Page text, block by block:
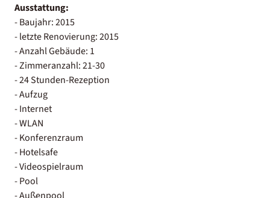
Ausstattung:
- Baujahr: 2015
- letzte Renovierung: 2015
- Anzahl Gebäude: 1
- Zimmeranzahl: 21-30
- 24 Stunden-Rezeption
- Aufzug
- Internet
- WLAN
- Konferenzraum
- Hotelsafe
- Videospielraum
- Pool